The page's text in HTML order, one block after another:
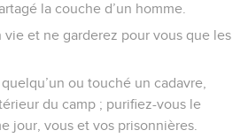
la couche d’un homme.
vie et ne garderez pour vous que les
ou touché un cadavre,
du camp ; purifiez-vous le
jour, vous et vos prisonnières.